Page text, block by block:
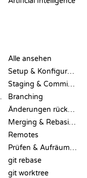
Alle ansehen
Setup & Konfiguration
Staging & Committing
Branching
Änderungen rückgängig machen
Merging & Rebasing
Remotes
Prüfen & Aufräumen
git rebase
git worktree